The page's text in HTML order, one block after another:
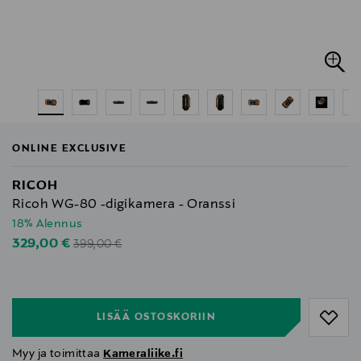
ONLINE EXCLUSIVE
RICOH
Ricoh WG-80 -digikamera - Oranssi
18% Alennus
Discounted Price
329,00 €Original Price
399,00 €
LISÄÄ OSTOSKORIIN
Myy ja toimittaa Kameraliike.fi